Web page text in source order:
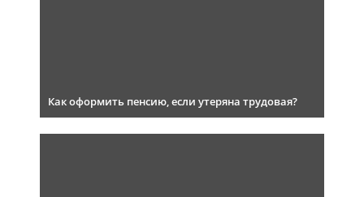
Как оформить пенсию, если утеряна трудовая?